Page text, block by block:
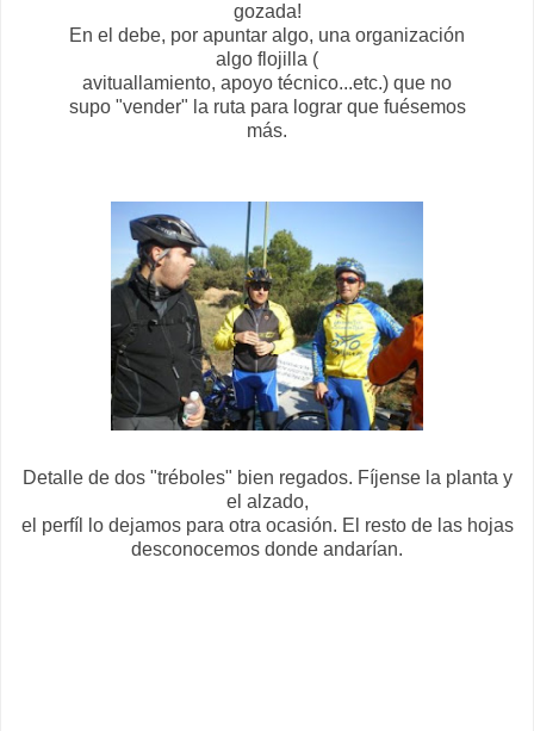
gozada!
En el debe, por apuntar algo, una organización
algo flojilla (
avituallamiento, apoyo técnico...etc.) que no
supo "vender" la ruta para lograr que fuésemos
más.
Detalle de dos "tréboles" bien regados. Fíjense la planta y
el alzado,
el perfíl lo dejamos para otra ocasión. El resto de las hojas
desconocemos donde andarían.